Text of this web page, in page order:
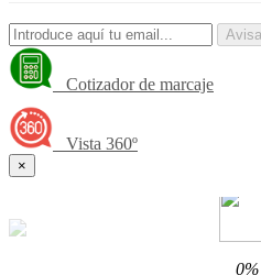
Cotizador de marcaje
Vista 360º
×